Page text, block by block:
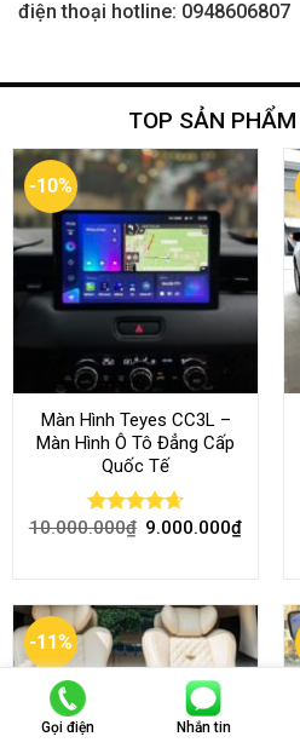
điện thoại hotline: 0948606807
TOP SẢN
-10%
Màn Hình Teyes CC3L –
Màn Hình Ô Tô Đẳng Cấp
Quốc Tế
Rated 4.68
10.000.000₫ 9.000.000₫
-11%
Gọi điện Nhắn tin